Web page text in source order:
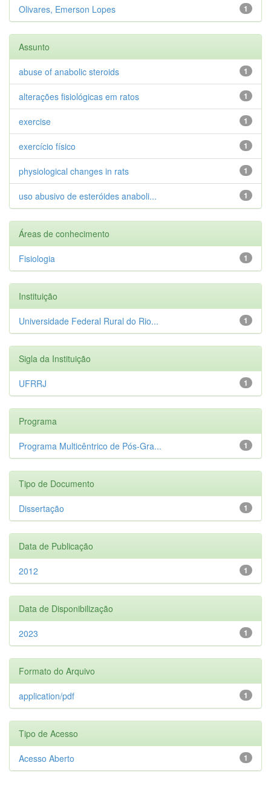
1
Olivares, Emerson Lopes
Assunto
1
abuse of anabolic steroids
1
alterações fisiológicas em ratos
1
exercise
1
exercício físico
1
physiological changes in rats
1
uso abusivo de esteróides anaboli...
Áreas de conhecimento
1
Fisiologia
Instituição
1
Universidade Federal Rural do Rio...
Sigla da Instituição
1
UFRRJ
Programa
1
Programa Multicêntrico de Pós-Gra...
Tipo de Documento
1
Dissertação
Data de Publicação
1
2012
Data de Disponibilização
1
2023
Formato do Arquivo
1
application/pdf
Tipo de Acesso
1
Acesso Aberto